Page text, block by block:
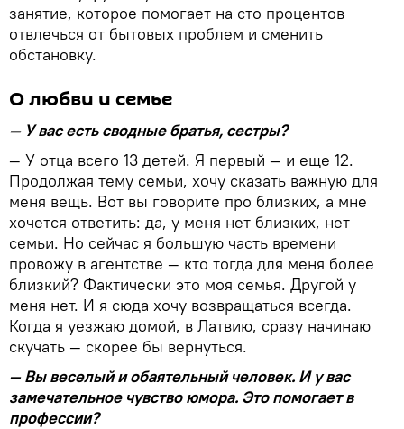
занятие, которое помогает на сто процентов
отвлечься от бытовых проблем и сменить
обстановку.
О любви и семье
— У вас есть сводные братья, сестры?
— У отца всего 13 детей. Я первый — и еще 12.
Продолжая тему семьи, хочу сказать важную для
меня вещь. Вот вы говорите про близких, а мне
хочется ответить: да, у меня нет близких, нет
семьи. Но сейчас я большую часть времени
провожу в агентстве — кто тогда для меня более
близкий? Фактически это моя семья. Другой у
меня нет. И я сюда хочу возвращаться всегда.
Когда я уезжаю домой, в Латвию, сразу начинаю
скучать — скорее бы вернуться.
— Вы веселый и обаятельный человек. И у вас
замечательное чувство юмора. Это помогает в
профессии?